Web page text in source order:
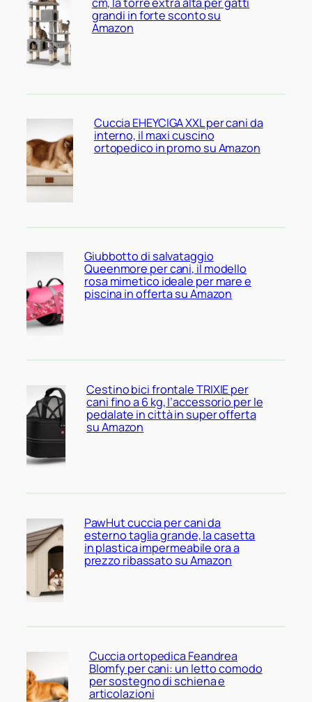
grandi in forte sconto su
Amazon
Cuccia EHEYCIGA XXL per cani da
interno, il maxi cuscino
ortopedico in promo su Amazon
Giubbotto di salvataggio
Queenmore per cani, il modello
rosa mimetico ideale per mare e
piscina in offerta su Amazon
Cestino bici frontale TRIXIE per
cani fino a 6 kg, l’accessorio per le
pedalate in città in super offerta
su Amazon
PawHut cuccia per cani da
esterno taglia grande, la casetta
in plastica impermeabile ora a
prezzo ribassato su Amazon
Cuccia ortopedica Feandrea
Blomfy per cani: un letto comodo
per sostegno di schiena e
articolazioni